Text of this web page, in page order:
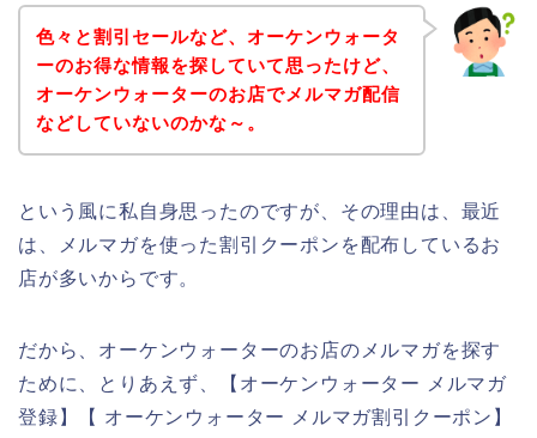
色々と割引セールなど、オーケンウォータ
ーのお得な情報を探していて思ったけど、
オーケンウォーターのお店でメルマガ配信
などしていないのかな～。
という風に私自身思ったのですが、その理由は、最近
は、メルマガを使った割引クーポンを配布しているお
店が多いからです。
だから、オーケンウォーターのお店のメルマガを探す
ために、とりあえず、【オーケンウォーター メルマガ
登録】【 オーケンウォーター メルマガ割引クーポン】